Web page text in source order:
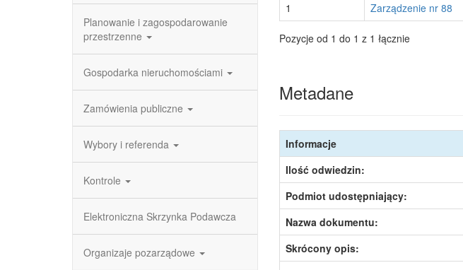
Planowanie i zagospodarowanie
przestrzenne
Gospodarka nieruchomościami
Zamówienia publiczne
Wybory i referenda
Kontrole
Elektroniczna Skrzynka Podawcza
Organizaje pozarządowe
1
Zarządzenie nr 88
Pozycje od 1 do 1 z 1 łącznie
Metadane
Informacje
Ilość odwiedzin:
Podmiot udostępniający:
Nazwa dokumentu:
Skrócony opis: